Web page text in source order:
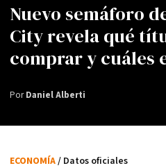
Nuevo semáforo
City revela qué
comprar y cuáles
PorDaniel Alberti
ECONOMÍA/ Datos oficiales